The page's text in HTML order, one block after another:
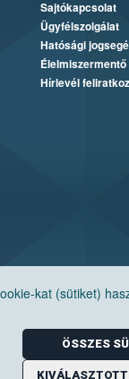
kat (sütiket)
ÖSSZES
Sajtókapcsolat
Ügyfélszolgálat
Hatósági
Hírlevél